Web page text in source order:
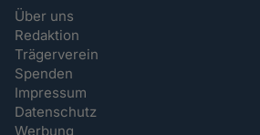
Über uns
Redaktion
Trägerverein
Spenden
Impressum
Datenschutz
Werbung